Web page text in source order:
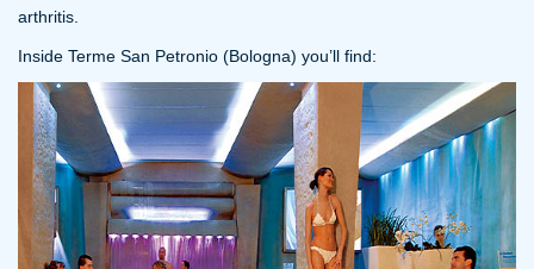
arthritis.
Inside Terme San Petronio (Bologna) you’ll find: